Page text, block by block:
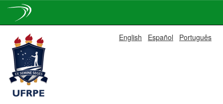
navigation
English Español Português